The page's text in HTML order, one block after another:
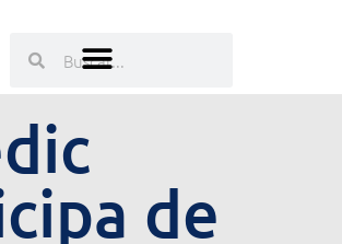
Pesquisar
de